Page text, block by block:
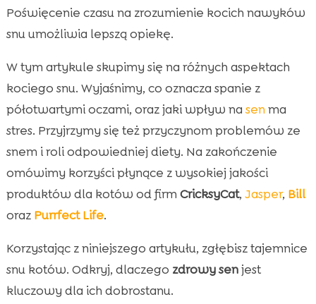
Poświęcenie czasu na zrozumienie kocich nawyków
snu umożliwia lepszą opiekę.
W tym artykule skupimy się na różnych aspektach
kociego snu. Wyjaśnimy, co oznacza spanie z
półotwartymi oczami, oraz jaki wpływ na sen ma
stres. Przyjrzymy się też przyczynom problemów ze
snem i roli odpowiedniej diety. Na zakończenie
omówimy korzyści płynące z wysokiej jakości
produktów dla kotów od firm CricksyCat, Jasper, Bill
oraz Purrfect Life.
Korzystając z niniejszego artykułu, zgłębisz tajemnice
snu kotów. Odkryj, dlaczego zdrowy senjest
kluczowy dla ich dobrostanu.